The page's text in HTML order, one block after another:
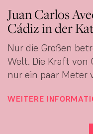
Juan Carlos
Cádiz in der
Nur die Großen
Welt. Die Kraft von
nur ein paar Meter
WEITERE